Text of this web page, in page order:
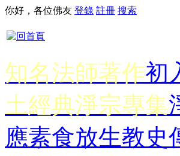
你好，各位佛友 登錄 註冊 搜索
知名法師著作初
土經典淨宗專集
應素食放生教史